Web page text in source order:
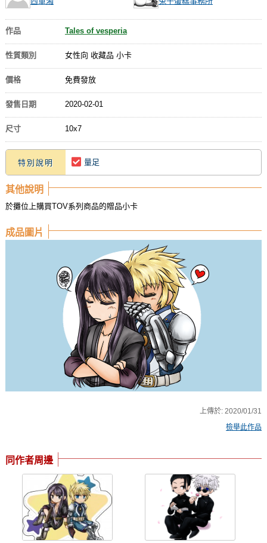
作品 Tales of vesperia
性質類別 女性向 收藏品 小卡
價格 免費發放
發售日期 2020-02-01
尺寸 10x7
特別說明 量足
其他說明
於攤位上購買TOV系列商品的贈品小卡
成品圖片
上傳於:2020/01/31
檢舉此作品
同作者周邊